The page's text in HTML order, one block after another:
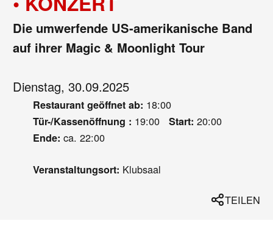
Die umwerfende US-amerikanische Band
auf ihrer Magic & Moonlight Tour
Dienstag, 30.09.2025
Restaurant geöffnet ab: 18:00
Tür-/Kassenöffnung : 19:00 Start: 20:00
Ende: ca. 22:00
Veranstaltungsort: Klubsaal
TEILEN